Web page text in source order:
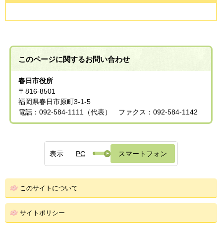
このページに関するお問い合わせ
春日市役所
〒816-8501
福岡県春日市原町3-1-5
電話：092-584-1111（代表） ファクス：092-584-1142
表示 PC スマートフォン
このサイトについて
サイトポリシー